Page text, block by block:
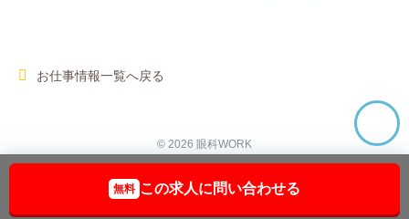
無料 この求人に問い合わせる
お仕事情報一覧へ戻る
© 2026 眼科WORK